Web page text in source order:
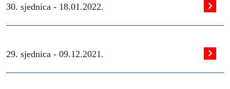
30. sjednica - 18.01.2022.
29. sjednica - 09.12.2021.